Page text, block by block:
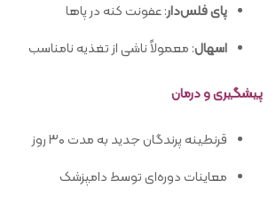
پای فلس‌دار: عفونت کنه در پاها
اسهال: معمولاً ناشی از تغذیه نامناسب
پیشگیری و درمان
قرنطینه پرندگان جدید به مدت ۳۰ روز
معاینات دوره‌ای توسط دامپزشک